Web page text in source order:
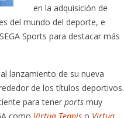
en la adquisición de
del mundo del deporte, e
Sports para destacar más
lanzamiento de su nueva
de los títulos deportivos.
para tenerports muy